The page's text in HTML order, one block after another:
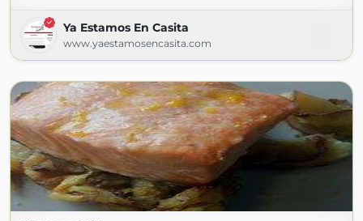
Ya Estamos En Casita
www.yaestamosencasita.com